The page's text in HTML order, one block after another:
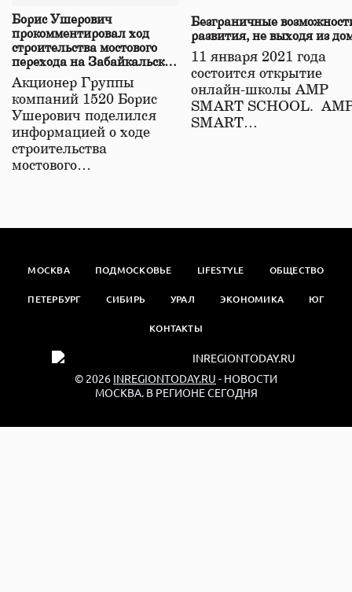
Борис Ушерович
прокомментировал ход
строительства мостового
перехода на Забайкальской
железной дороге
Акционер Группы
компаний 1520 Борис
Ушерович поделился
информацией о ходе
строительства
мостового…
Безграничные
развития, не выходя из
11 января 2021 года
состоится открытие
онлайн-школы АМР
SMART SCHOOL.
SMART…
МОСКВА ПОДМОСКОВЬЕ LIFESTYLE ОБЩЕСТВО
ПЕТЕРБУРГ СИБИРЬ УРАЛ ЭКОНОМИКА ЮГ
КОНТАКТЫ
© 2026 INREGIONTODAY.RU - НОВОСТИ
МОСКВА. В РЕГИОНЕ СЕГОДНЯ